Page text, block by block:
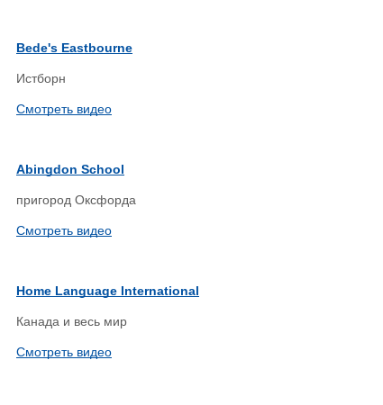
Bede's Eastbourne
Истборн
Смотреть видео
Abingdon School
пригород Оксфорда
Смотреть видео
Home Language International
Канада и весь мир
Смотреть видео